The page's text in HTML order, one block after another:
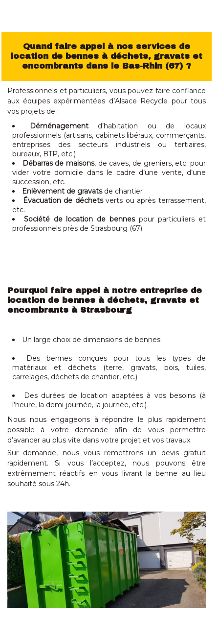
Quand faire appel à nos services de
location de bennes à déchets, gravats et
encombrants dans le Bas-Rhin (67) ?
Professionnels et particuliers, vous pouvez faire confiance
aux équipes expérimentées d’Alsace Recycle pour tous
vos projets de :
Déménagementd’habitation ou de locaux
professionnels (artisans, cabinets libéraux, commerçants,
entreprises des secteurs industriels ou tertiaires,
bureaux, BTP, etc.)
Débarras de maisons, de caves, de greniers, etc. pour
vider votre domicile dans le cadre d’une vente, d’une
succession, etc.
Enlèvement de gravatsde chantier
Évacuation de déchetsverts ou après terrassement,
etc.
Société de location de bennespour particuliers et
professionnels près de Strasbourg (67)
Pourquoi faire appel à notre entreprise de
location de bennes à déchets, gravats et
encombrants à Strasbourg
Un large choix de dimensions de bennes
Des bennes conçues pour tous les types de
matériaux et déchets (terre, gravats, bois, tuiles,
carrelages, déchets de chantier, etc.)
Des durées de location adaptées à vos besoins (à
l’heure, la demi-journée, la journée, etc.)
Nous nous engageons à répondre le plus rapidement
possible à votre demande afin de vous permettre
d’avancer au plus vite dans votre projet et vos travaux.
Sur demande, nous vous remettrons un devis gratuit
rapidement. Si vous l’acceptez, nous pouvons être
extrêmement réactifs en vous livrant la benne au lieu
souhaité sous 24h.